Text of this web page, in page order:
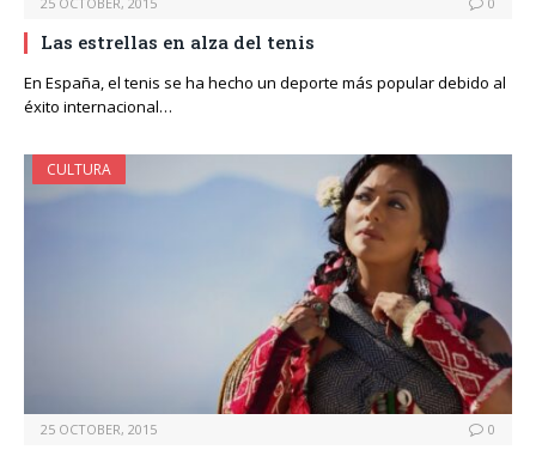
Las estrellas en alza del tenis
En España, el tenis se ha hecho un deporte más popular debido al
éxito internacional…
CULTURA
25 OCTOBER, 2015 0